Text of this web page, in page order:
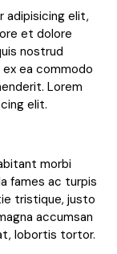
adipisicing elit,
et dolore
nostrud
ea commodo
Lorem
elit.
morbi
fames ac turpis
tristique, justo
accumsan
lobortis tortor.